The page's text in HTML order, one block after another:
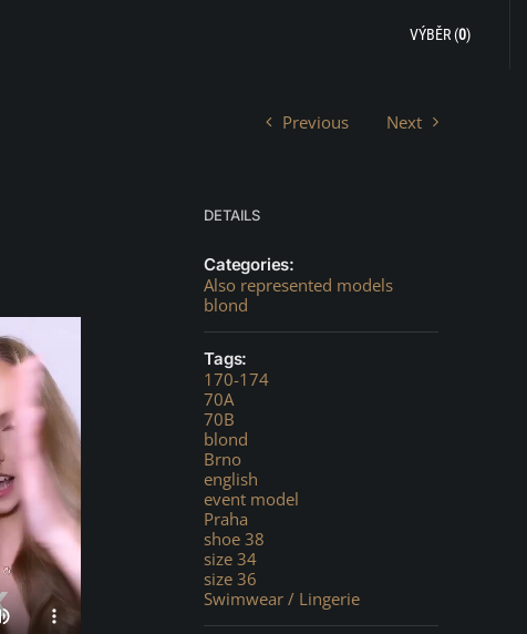
VÝBĚR (0)
Previous Next
DETAILS
Categories:
Also represented models
blond
Tags:
170-174
70A
70B
blond
Brno
english
event model
Praha
shoe 38
size 34
size 36
Swimwear / Lingerie